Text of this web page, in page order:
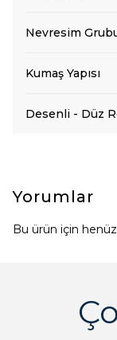
Nevresim
Kumaş Yapısı
Desenli - Düz
Yorumlar
Bu ürün için